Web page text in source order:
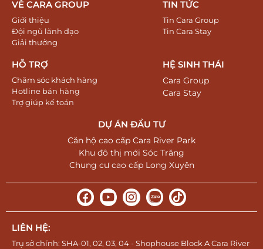
VỀ CARA GROUP
Giới thiệu
Đội ngũ lãnh đạo
Giải thưởng
TIN TỨC
Tin Cara Group
Tin Cara Stay
HỖ TRỢ
Chăm sóc khách hàng
Hotline bán hàng
Trợ giúp kế toán
HỆ SINH THÁI
Cara Group
Cara Stay
DỰ ÁN ĐẦU TƯ
Căn hộ cao cấp Cara River Park
Khu đô thị mới Sóc Trăng
Chung cư cao cấp Long Xuyên
LIÊN HỆ:
Trụ sở chính: SHA-01, 02, 03, 04 - Shophouse Block A Cara River